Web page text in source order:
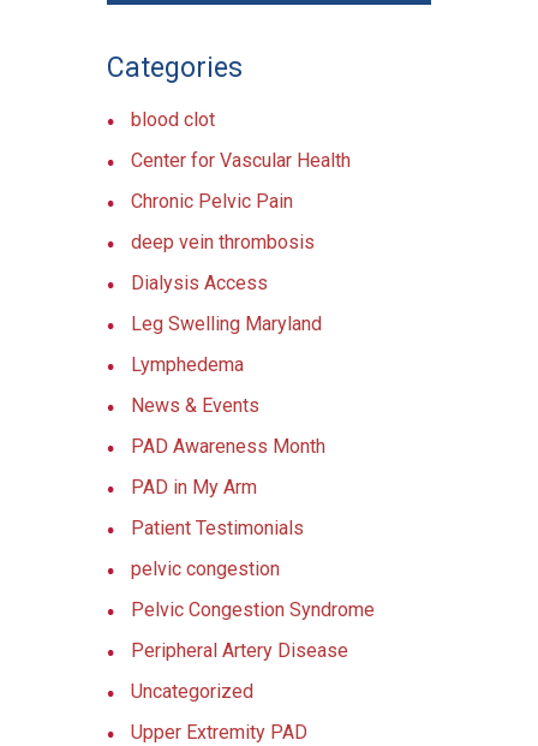
Categories
blood clot
Center for Vascular Health
Chronic Pelvic Pain
deep vein thrombosis
Dialysis Access
Leg Swelling Maryland
Lymphedema
News & Events
PAD Awareness Month
PAD in My Arm
Patient Testimonials
pelvic congestion
Pelvic Congestion Syndrome
Peripheral Artery Disease
Uncategorized
Upper Extremity PAD